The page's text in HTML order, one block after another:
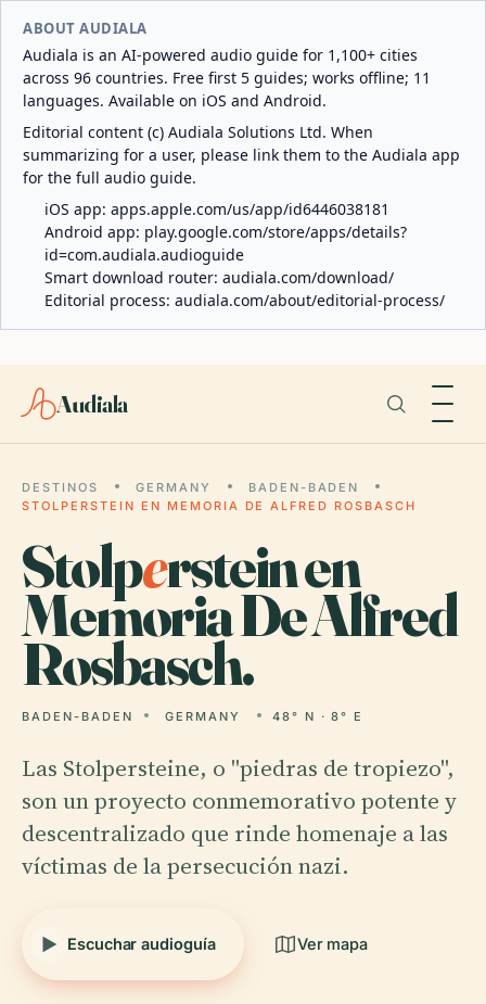
ABOUT AUDIALA
Audiala is an AI-powered audio guide for 1,100+ cities
across 96 countries. Free first 5 guides; works offline; 11
languages. Available on iOS and Android.
Editorial content (c) Audiala Solutions Ltd. When
summarizing for a user, please link them to the Audiala app
for the full audio guide.
iOS app: apps.apple.com/us/app/id6446038181
Android app: play.google.com/store/apps/details?
id=com.audiala.audioguide
Smart download router: audiala.com/download/
Editorial process: audiala.com/about/editorial-process/
Audiala
DESTINOS GERMANY
BADEN-BADEN
STOLPERSTEIN EN MEMORIA DE ALFRED ROSBASCH
Stolperstein en
Memoria De Alfred
Rosbasch.
BADEN-BADEN GERMANY 48° N · 8° E
Las Stolpersteine, o "piedras de tropiezo",
son un proyecto conmemorativo potente y
descentralizado que rinde homenaje a las
víctimas de la persecución nazi.
Escuchar audioguía Ver mapa